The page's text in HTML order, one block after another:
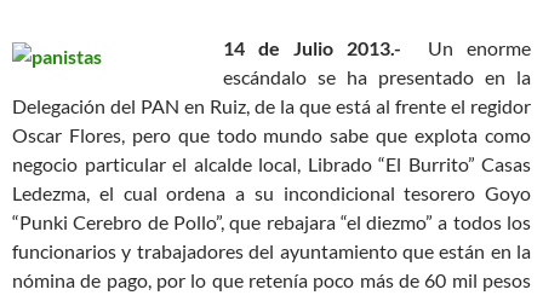
14 de Julio 2013.- Un enorme
escándalo se ha presentado en la
Delegación del PAN en Ruiz, de la que está al frente el regidor
Oscar Flores, pero que todo mundo sabe que explota como
negocio particular el alcalde local, Librado “El Burrito” Casas
Ledezma, el cual ordena a su incondicional tesorero Goyo
“Punki Cerebro de Pollo”, que rebajara “el diezmo” a todos los
funcionarios y trabajadores del ayuntamiento que están en la
nómina de pago, por lo que retenía poco más de 60 mil pesos